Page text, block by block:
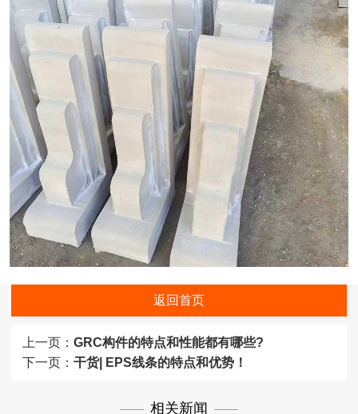
返回首页
上一页： GRC构件的特点和性能都有哪些?
下一页： 干货| EPS线条的特点和优势！
相关新闻